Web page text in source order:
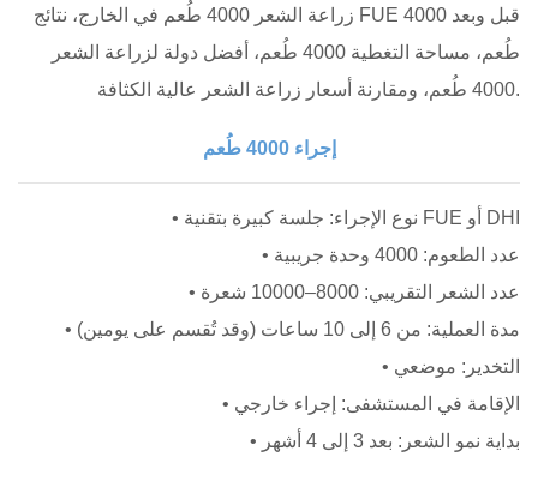
زراعة الشعر 4000 طُعم في الخارج، نتائج FUE قبل وبعد 4000
طُعم، مساحة التغطية 4000 طُعم، أفضل دولة لزراعة الشعر
4000 طُعم، ومقارنة أسعار زراعة الشعر عالية الكثافة.
إجراء 4000 طُعم
• نوع الإجراء: جلسة كبيرة بتقنية FUE أو DHI
• عدد الطعوم: 4000 وحدة جريبية
• عدد الشعر التقريبي: 8000–10000 شعرة
• مدة العملية: من 6 إلى 10 ساعات (وقد تُقسم على يومين)
• التخدير: موضعي
• الإقامة في المستشفى: إجراء خارجي
• بداية نمو الشعر: بعد 3 إلى 4 أشهر